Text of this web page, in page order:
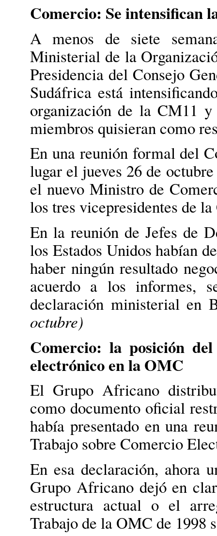
Comercio: Se intensifican
A menos de siete
Ministerial de la
Presidencia del Consejo
Sudáfrica está
organización de la CM11
miembros quisieran como
En una reunión formal del
lugar el jueves 26 de
el nuevo Ministro de
los tres vicepresidentes de
En la reunión de Jefes de
los Estados Unidos habían
haber ningún resultado
acuerdo a los informes,
declaración ministerial en
octubre)
Comercio: la posición
electrónico en la OMC
El Grupo Africano
como documento oficial
había presentado en una
Trabajo sobre Comercio
En esa declaración, ahora
Grupo Africano dejó en
estructura actual o el
Trabajo de la OMC de 1998